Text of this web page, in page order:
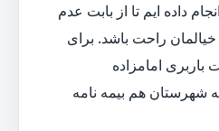
داده ایم تا از بابت عدم
راحت باشد. برای
باربری امامزاده
شهرستان هم بیمه نامه